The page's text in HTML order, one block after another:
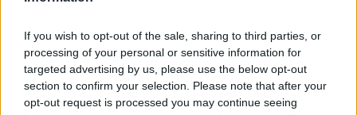
If you wish to opt-out of the sale, sharing to third parties, or
processing of your personal or sensitive information for
targeted advertising by us, please use the below opt-out
section to confirm your selection. Please note that after your
opt-out request is processed you may continue seeing